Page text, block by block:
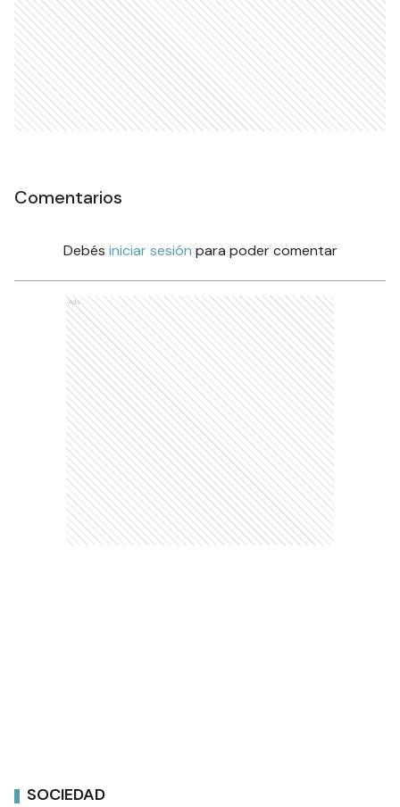
Comentarios
Debés iniciar sesión para poder comentar
Ads
SOCIEDAD